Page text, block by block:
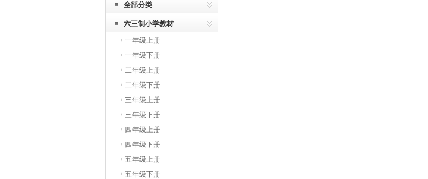
全部分类
六三制小学教材
一年级上册
一年级下册
二年级上册
二年级下册
三年级上册
三年级下册
四年级上册
四年级下册
五年级上册
五年级下册